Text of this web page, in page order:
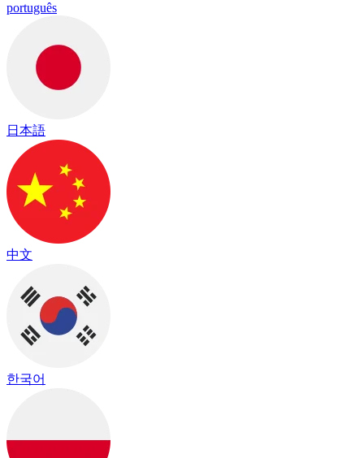
português
日本語
中文
한국어